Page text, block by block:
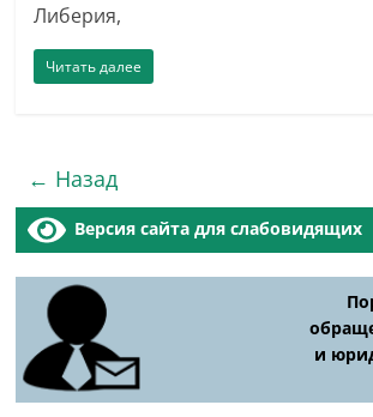
Либерия,
Читать далее
← Назад
Версия сайта для слабовидящих
и